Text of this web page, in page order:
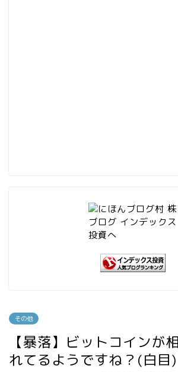
その他
【暴落】ビットコインが
れてるようですね？(白目)